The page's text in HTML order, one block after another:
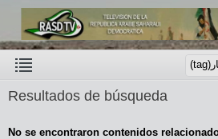
Resultados de búsqueda
No se encontraron contenidos